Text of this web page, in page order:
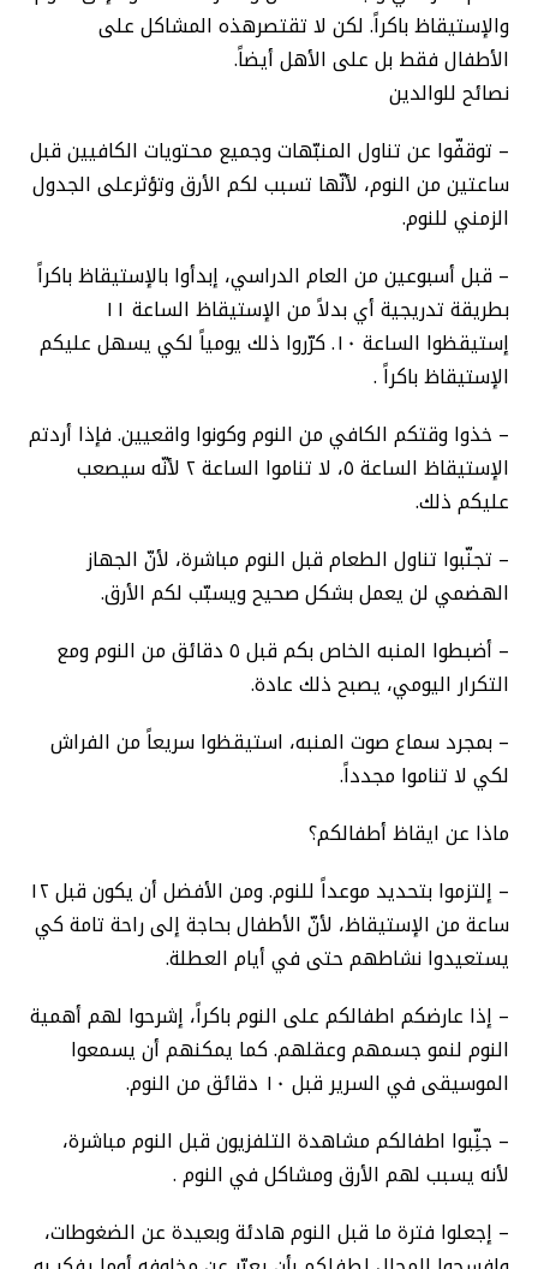
والإستيقاظ باكراً. لكن لا تقتصرهذه المشاكل على
الأطفال فقط بل على الأهل أيضاً.
نصائح للوالدين
– توقفّوا عن تناول المنبّهات وجميع محتويات الكافيين قبل
ساعتين من النوم، لأنّها تسبب لكم الأرق وتؤثرعلى الجدول
الزمني للنوم.
– قبل أسبوعين من العام الدراسي، إبدأوا بالإستيقاظ باكراً
بطريقة تدريجية أي بدلاً من الإستيقاظ الساعة ١١
إستيقظوا الساعة ١٠. كرّروا ذلك يومياً لكي يسهل عليكم
الإستيقاظ باكراً .
– خذوا وقتكم الكافي من النوم وكونوا واقعيين. فإذا أردتم
الإستيقاظ الساعة ٥، لا تناموا الساعة ٢ لأنّه سيصعب
عليكم ذلك.
– تجنّبوا تناول الطعام قبل النوم مباشرة، لأنّ الجهاز
الهضمي لن يعمل بشكل صحيح ويسبّب لكم الأرق.
– أضبطوا المنبه الخاص بكم قبل ٥ دقائق من النوم ومع
التكرار اليومي، يصبح ذلك عادة.
– بمجرد سماع صوت المنبه، استيقظوا سريعاً من الفراش
لكي لا تناموا مجدداً.
ماذا عن ايقاظ أطفالكم؟
– إلتزموا بتحديد موعداً للنوم. ومن الأفضل أن يكون قبل ١٢
ساعة من الإستيقاظ، لأنّ الأطفال بحاجة إلى راحة تامة كي
يستعيدوا نشاطهم حتى في أيام العطلة.
– إذا عارضكم اطفالكم على النوم باكراً، إشرحوا لهم أهمية
النوم لنمو جسمهم وعقلهم. كما يمكنهم أن يسمعوا
الموسيقى في السرير قبل ١٠ دقائق من النوم.
– جنِّبوا اطفالكم مشاهدة التلفزيون قبل النوم مباشرة،
لأنه يسبب لهم الأرق ومشاكل في النوم .
– إجعلوا فترة ما قبل النوم هادئة وبعيدة عن الضغوطات،